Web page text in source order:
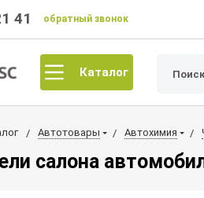
41 обратный звонок
Каталог
Автотовары Автохимия
салона